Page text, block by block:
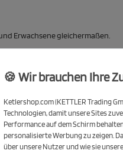
Erwachsene gleichermaßen.
244
🍪 Wir brauchen Ihre
Ketlershop.com (KETTLER Trading
Technologien, damit unsere Sites
Performance auf dem Schirm
personalisierte Werbung zu zeigen.
über unsere Nutzer und wie sie